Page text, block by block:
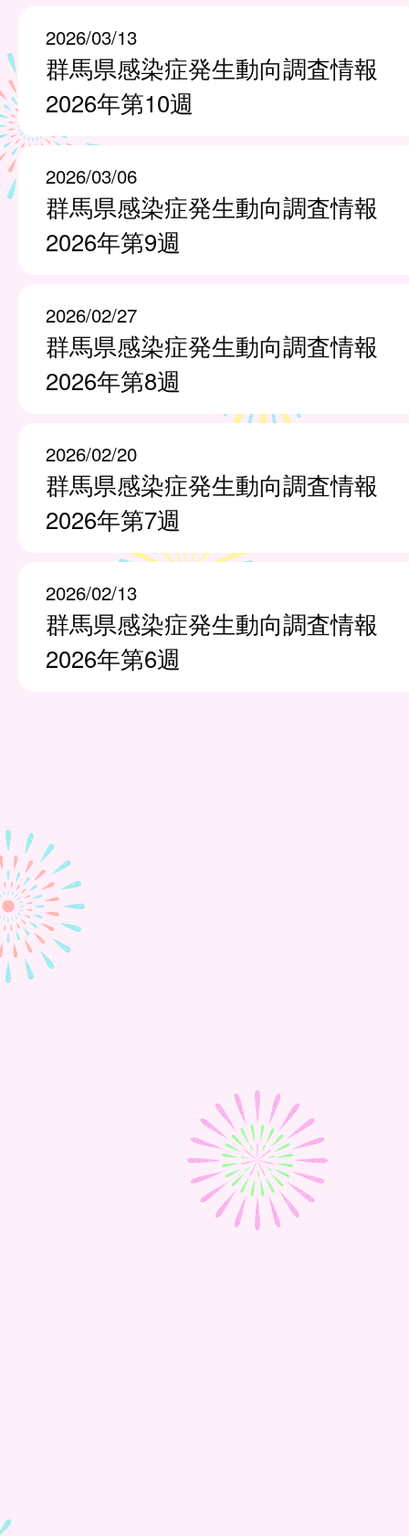
2026/03/13
群馬県感染症発生動向調査情報
2026年第10週
2026/03/06
群馬県感染症発生動向調査情報
2026年第9週
2026/02/27
群馬県感染症発生動向調査情報
2026年第8週
2026/02/20
群馬県感染症発生動向調査情報
2026年第7週
2026/02/13
群馬県感染症発生動向調査情報
2026年第6週